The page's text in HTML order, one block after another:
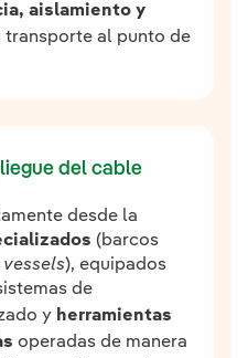
aislamiento y
transporte al punto de
del cable
desde la
(barcos
), equipados
de
y herramientas
operadas de manera